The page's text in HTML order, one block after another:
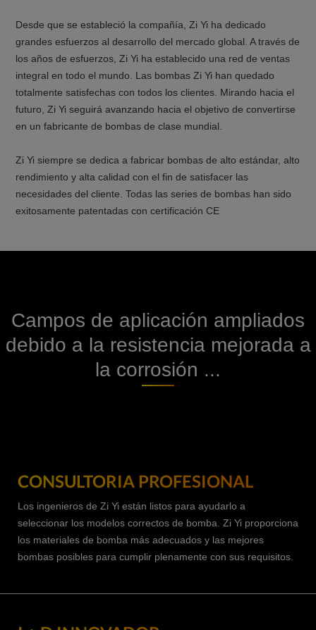
Desde que se estableció la compañía, Zi Yi ha dedicado
grandes esfuerzos al desarrollo del mercado global. A través de
los años de esfuerzos, Zi Yi ha establecido una red de ventas
integral en todo el mundo. Las bombas Zi Yi han quedado
totalmente satisfechas con todos los clientes. Mirando hacia el
futuro, Zi Yi seguirá avanzando hacia el objetivo de convertirse
en un fabricante de bombas de clase mundial.
Zi Yi siempre se dedica a fabricar bombas de alto estándar, alto
rendimiento y alta calidad con el fin de satisfacer las
necesidades del cliente. Todas las series de bombas han sido
exitosamente patentadas con certificación CE
Campos de aplicación ampliados
debido a la resistencia mejorada a
la corrosión ...
CONSULTORIA PROFESIONAL
Los ingenieros de Zi Yi están listos para ayudarlo a
seleccionar los modelos correctos de bomba. Zi Yi proporciona
los materiales de bomba más adecuados y las mejores
bombas posibles para cumplir plenamente con sus requisitos.